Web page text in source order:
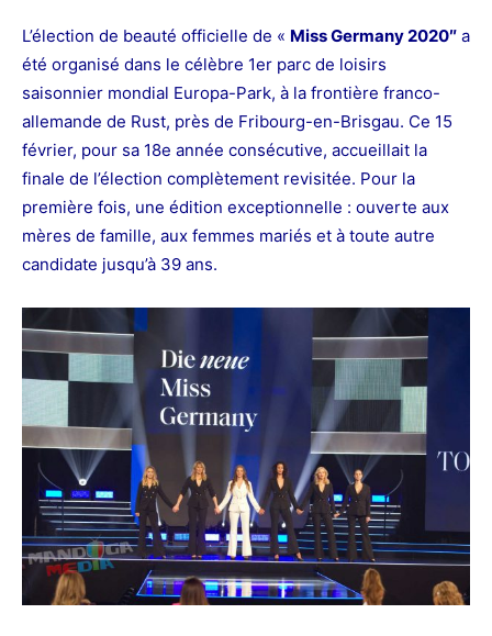
L’élection de beauté officielle de « Miss Germany 2020″ a
été organisé dans le célèbre 1er parc de loisirs
saisonnier mondial Europa-Park, à la frontière franco-
allemande de Rust, près de Fribourg-en-Brisgau. Ce 15
février, pour sa 18e année consécutive, accueillait la
finale de l’élection complètement revisitée. Pour la
première fois, une édition exceptionnelle : ouverte aux
mères de famille, aux femmes mariés et à toute autre
candidate jusqu’à 39 ans.